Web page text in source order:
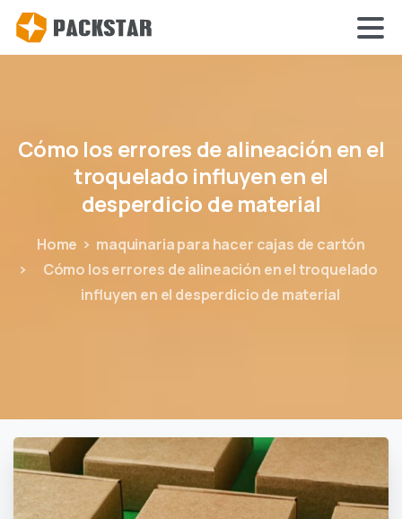
Cómo los errores dealineación en el
troquelado influyenen el
desperdicio de material
Home
maquinaria para hacer cajas de cartón
Cómo los errores de alineación en el troquelado
influyen en el desperdicio de material